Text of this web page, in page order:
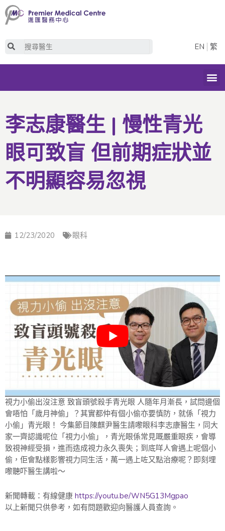
Skip
to
Search
EN 繁
李志康醫生 | 慢性青光
眼可致盲 但前期症狀並
不明顯容易忽視
12/23/2020 眼科
視力小偷出沒注意 致盲頭號殺手青光眼 人隨年月漸長，試問邊個
會唔怕「歲月神偷」？其實都仲有個小偷亦要慎防，就係「視力
小偷」青光眼！ 今集節目陳麒尹醫生請嚟眼科李志康醫生，同大
家一齊認識呢位「視力小偷」，青光眼係常見嘅嚴重眼疾，會導
致視神經受損，進而造成視力永久喪失；到底咩人會遇上呢個小
偷，佢會點樣影響視力同生活，萬一遇上咗又點治療呢？即刻埋
嚟聽吓醫生講啦～
新聞轉載：有線健康 https://youtu.be/WN5G13Mgpao
以上新聞只供參考，如有問題歡迎向醫護人員查詢。